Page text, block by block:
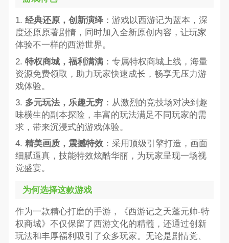
1. 经典还原，创新演绎：游戏以西游记为蓝本，深
度还原原著剧情，同时加入全新原创内容，让玩家
体验不一样的西游世界。
2. 特权商城，福利满满：专属特权商城上线，海量
资源免费领取，助力玩家快速成长，畅享无压力游
戏体验。
3. 多元玩法，乐趣无穷：从激烈的竞技场对决到趣
味横生的副本探险，丰富的玩法满足不同玩家的需
求，带来沉浸式的游戏体验。
4. 精美画质，震撼特效：采用顶级引擎打造，画面
细腻逼真，技能特效炫酷华丽，为玩家呈现一场视
觉盛宴。
为何选择这款游戏
作为一款精心打磨的手游，《西游记之天蓬元帅-特
权商城》不仅保留了西游文化的精髓，还通过创新
玩法和丰厚福利吸引了众多玩家。无论是剧情党、